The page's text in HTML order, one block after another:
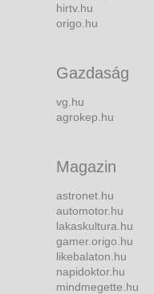
hirtv.hu
origo.hu
Gazdaság
vg.hu
agrokep.hu
Magazin
astronet.hu
automotor.hu
lakaskultura.hu
gamer.origo.hu
likebalaton.hu
napidoktor.hu
mindmegette.hu